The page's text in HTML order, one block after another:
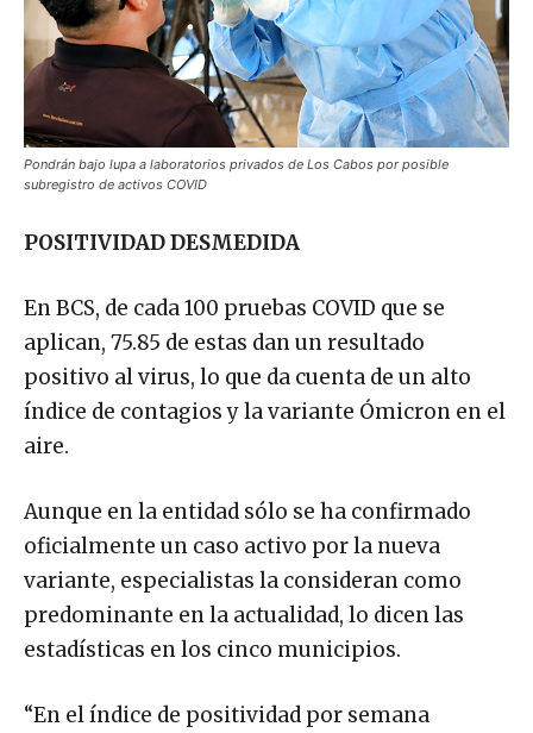
Pondrán bajo lupa a laboratorios privados de Los Cabos por posible
subregistro de activos COVID
POSITIVIDAD DESMEDIDA
En BCS, de cada 100 pruebas COVID que se
aplican, 75.85 de estas dan un resultado
positivo al virus, lo que da cuenta de un alto
índice de contagios y la variante Ómicron en el
aire.
Aunque en la entidad sólo se ha confirmado
oficialmente un caso activo por la nueva
variante, especialistas la consideran como
predominante en la actualidad, lo dicen las
estadísticas en los cinco municipios.
“En el índice de positividad por semana